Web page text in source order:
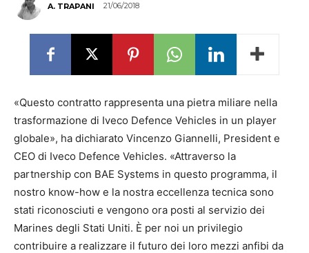
A. TRAPANI 21/06/2018
«Questo contratto rappresenta una pietra miliare nella
trasformazione di Iveco Defence Vehicles in un player
globale», ha dichiarato Vincenzo Giannelli, President e
CEO di Iveco Defence Vehicles. «Attraverso la
partnership con BAE Systems in questo programma, il
nostro know-how e la nostra eccellenza tecnica sono
stati riconosciuti e vengono ora posti al servizio dei
Marines degli Stati Uniti. È per noi un privilegio
contribuire a realizzare il futuro dei loro mezzi anfibi da